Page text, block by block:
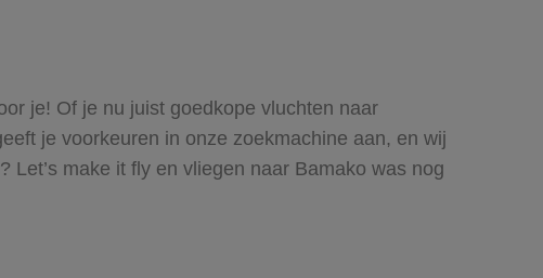
je! Of je nu juist goedkope vluchten naar
je voorkeuren in onze zoekmachine aan, en wij
make it fly en vliegen naar Bamako was nog